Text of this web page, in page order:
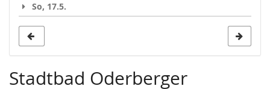
So, 17.5.
Stadtbad Oderberger